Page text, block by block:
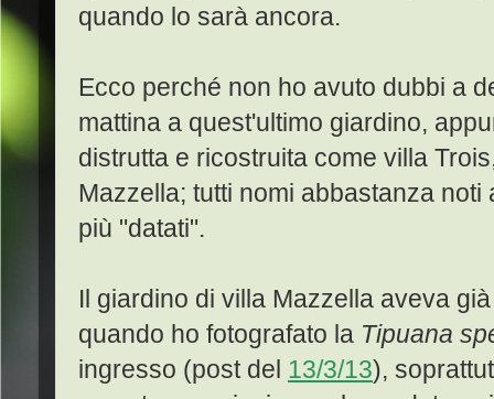
quando lo sarà ancora.
Ecco perché non ho avuto dubbi a
mattina a quest'ultimo giardino,
distrutta e ricostruita come villa
Mazzella; tutti nomi abbastanza
più "datati".
Il giardino di villa Mazzella aveva
quando ho fotografato la Tipuana
ingresso (post del 13/3/13),